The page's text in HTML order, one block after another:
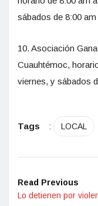
sábados de 8:00 am
10. Asociación
Cuauhtémoc,
viernes, y sábados
Tags : LOCAL
Read Previous
Lo detienen por